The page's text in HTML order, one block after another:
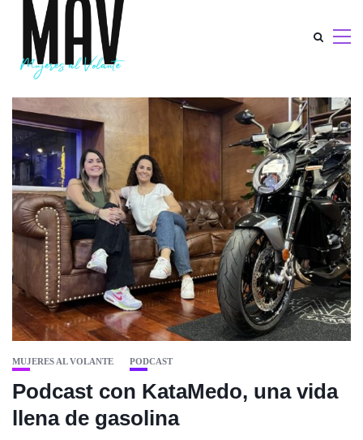
MUJERES AL VOLANTE PODCAST
Podcast con KataMedo, una vida
llena de gasolina